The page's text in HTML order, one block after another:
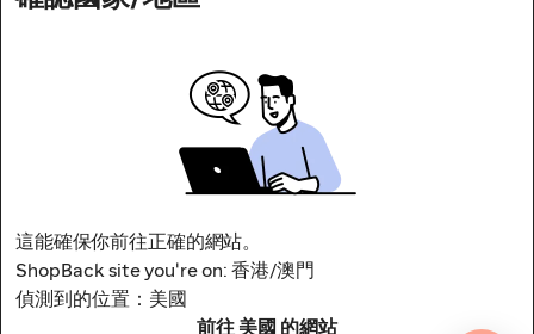
如何運作
地址：香港銅鑼灣利園山希慎道33號利園商場一期46樓
這能確保你前往正確的網站。
ShopBack site you're on: 香港/澳門
偵測到的位置：美國
前往 美國 的網站